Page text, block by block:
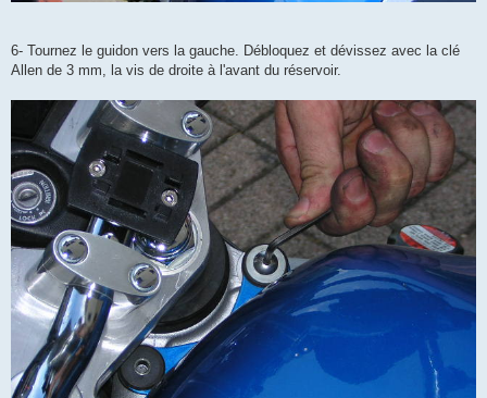
6- Tournez le guidon vers la gauche. Débloquez et dévissez avec la clé
Allen de 3 mm, la vis de droite à l'avant du réservoir.